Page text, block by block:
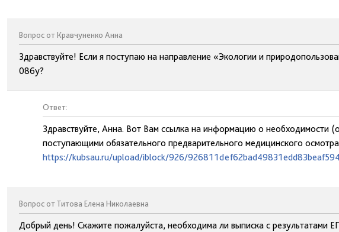
Вопрос от Кравчуненко Анна
Здравствуйте! Если я поступаю на направление «Экологии и
086у?
Ответ:
Здравствуйте, Анна. Вот Вам ссылка на информацию о необходимости
поступающими обязательного предварительного медицинского
https://kubsau.ru/upload/iblock/926/
Вопрос от Титова Елена Николаевна
Добрый день! Скажите пожалуйста, необходима ли выписка с результатами